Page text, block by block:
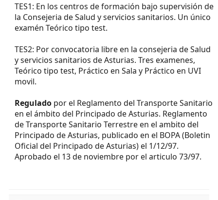
TES1: En los centros de formación bajo supervisión de
la Consejeria de Salud y servicios sanitarios. Un único
examén Teórico tipo test.
TES2: Por convocatoria libre en la consejeria de Salud
y servicios sanitarios de Asturias. Tres examenes,
Teórico tipo test, Práctico en Sala y Práctico en UVI
movil.
Regulado por el Reglamento del Transporte Sanitario
en el ámbito del Principado de Asturias. Reglamento
de Transporte Sanitario Terrestre en el ambito del
Principado de Asturias, publicado en el BOPA (Boletin
Oficial del Principado de Asturias) el 1/12/97.
Aprobado el 13 de noviembre por el articulo 73/97.